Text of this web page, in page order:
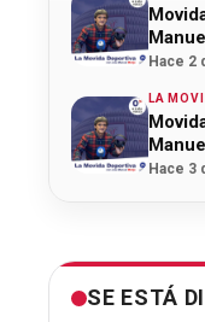
Hace 2
LA
Hace 3
SE ESTÁ